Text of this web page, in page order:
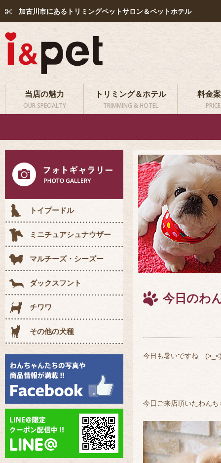
加古川市にあるトリミングペットサロン＆ペットホテル
当店の魅力
OUR SPECIALTY
トリミング＆ホテル
TRIMMING & HOTEL
料金
PRICE
今日のわ
今日も暑いですね
今日ご来店頂いたわん
トイプードル
ミニチュアシュナウザー
マルチーズ・シーズー
ダックスフント
チワワ
その他の犬種